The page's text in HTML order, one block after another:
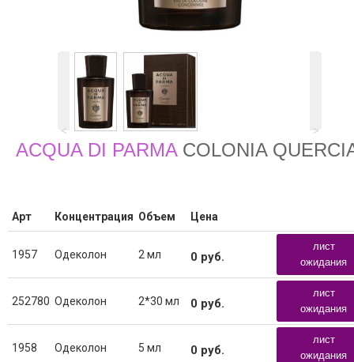
˂ ˃
ACQUA DI PARMA COLONIA
Арт Концентрация Объем Цена
1957 Одеколон 2 мл 0 руб.
лист
ожидания
252780 Одеколон 2*30 мл 0 руб.
лист
ожидания
1958 Одеколон 5 мл 0 руб.
лист
ожидания